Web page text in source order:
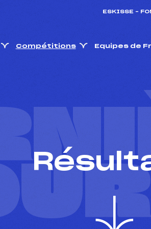
ESKISSE –
Compétitions Equipes de